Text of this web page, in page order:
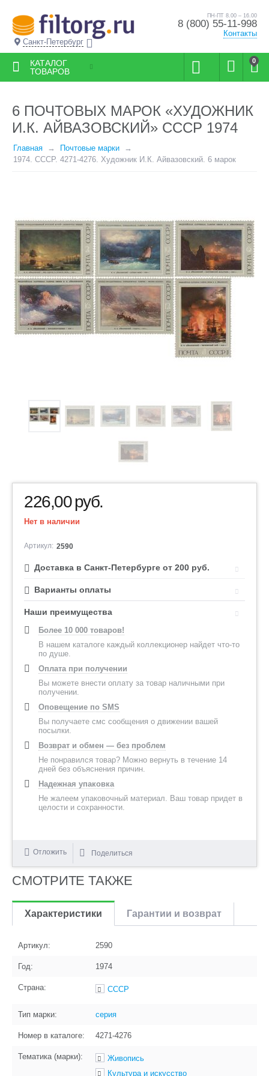
Санкт-Петербург
ПН-ПТ 8.00 – 16.00
8 (800) 55-11-998
Контакты
0
КАТАЛОГ
ТОВАРОВ
6 ПОЧТОВЫХ МАРОК «ХУДОЖНИК
И.К. АЙВАЗОВСКИЙ» СССР 1974
Главная
Почтовые марки
1974. СССР. 4271-4276. Художник И.К. Айвазовский. 6 марок
226,00руб.
Нет в наличии
Артикул: 2590
Доставка в Санкт-Петербурге от 200 руб.
Варианты оплаты
Наши преимущества
Более 10 000 товаров!
В нашем каталоге каждый коллекционер найдет что-то
по душе.
Оплата при получении
Вы можете внести оплату за товар наличными при
получении.
Оповещение по SMS
Вы получаете смс сообщения о движении вашей
посылки.
Возврат и обмен — без проблем
Не понравился товар? Можно вернуть в течение 14
дней без объяснения причин.
Надежная упаковка
Не жалеем упаковочный материал. Ваш товар придет в
целости и сохранности.
Отложить Поделиться
СМОТРИТЕ ТАКЖЕ
Характеристики Гарантии и возврат
Артикул: 2590
Год: 1974
Страна: СССР
Тип марки: серия
Номер в каталоге: 4271-4276
Тематика (марки):
Живопись
Культура и искусство